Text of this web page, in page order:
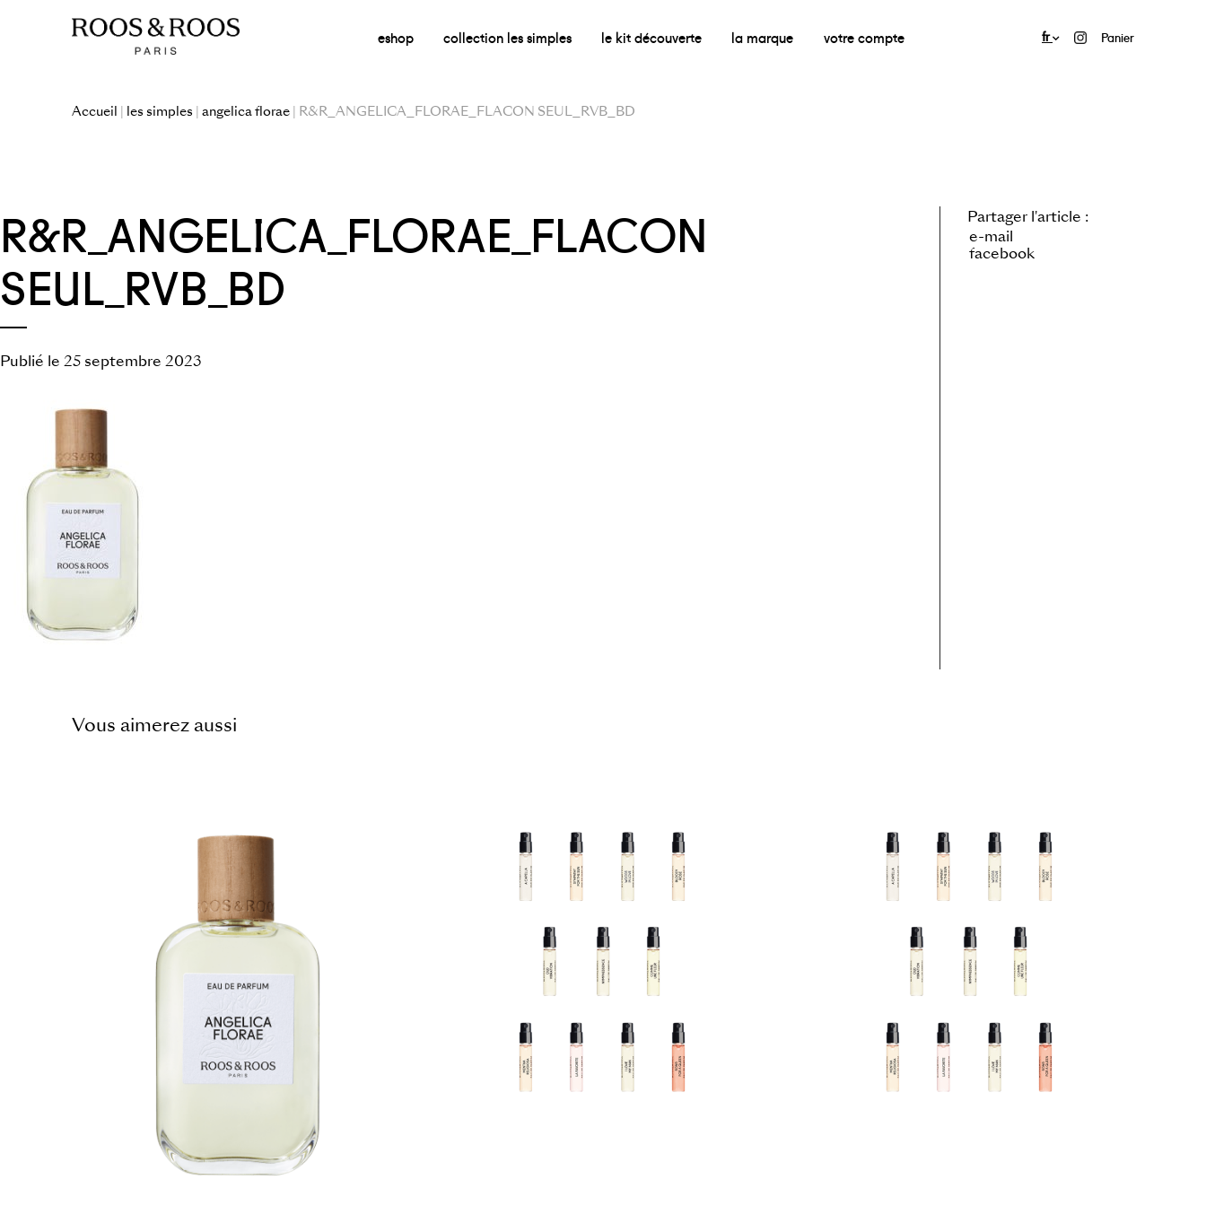
eshop collection les simples le kit découverte la marque votre compte fr Panier
Accueil | les simples | angelica florae | R&R_ANGELICA_FLORAE_FLACON SEUL_RVB_BD
R&R_ANGELICA_FLORAE_FLACON
SEUL_RVB_BD
Publié le 25 septembre 2023
Partager l'article :
e-mail
facebook
Vous aimerez aussi